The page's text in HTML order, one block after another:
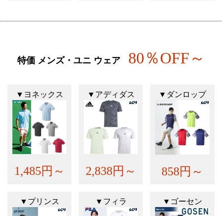
特価 メンズ・ユニ ウェア 80％OFF～
▼ヨネックス
1,485円～
▼アディダス
2,838円～
▼ダンロップ
858円～
▼プリンス ▼フィラ ▼ゴーセン